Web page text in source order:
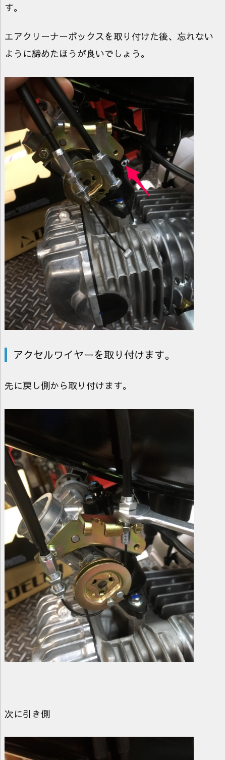
す。
エアクリーナーボックスを取り付けた後、忘れない
ように締めたほうが良いでしょう。
アクセルワイヤーを取り付けます。
先に戻し側から取り付けます。
次に引き側